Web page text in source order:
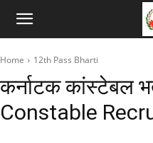
Home 12th Pass Bharti
कर्नाटक कांस्टेबल
Constable